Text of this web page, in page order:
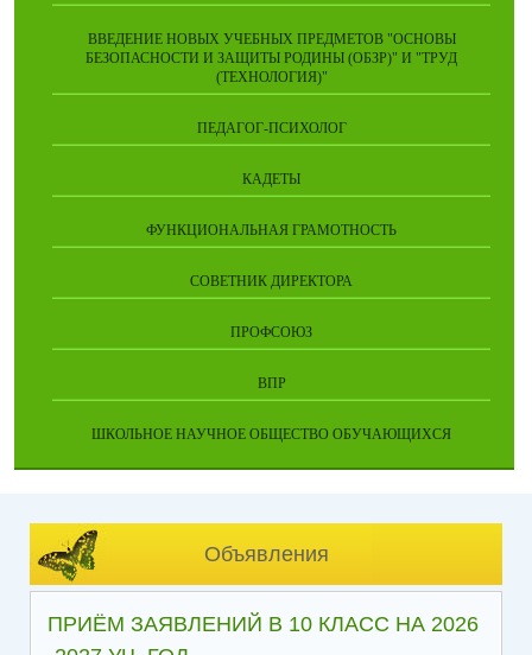
ВВЕДЕНИЕ НОВЫХ УЧЕБНЫХ ПРЕДМЕТОВ "ОСНОВЫ
БЕЗОПАСНОСТИ И ЗАЩИТЫ РОДИНЫ (ОБЗР)" И "ТРУД
(ТЕХНОЛОГИЯ)"
ПЕДАГОГ-ПСИХОЛОГ
КАДЕТЫ
ФУНКЦИОНАЛЬНАЯ ГРАМОТНОСТЬ
СОВЕТНИК ДИРЕКТОРА
ПРОФСОЮЗ
ВПР
ШКОЛЬНОЕ НАУЧНОЕ ОБЩЕСТВО ОБУЧАЮЩИХСЯ
Объявления
ПРИЁМ ЗАЯВЛЕНИЙ В 10 КЛАСС НА 2026